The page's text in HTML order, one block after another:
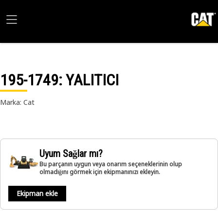
195-1749: YALITICI
Marka: Cat
Uyum Sağlar mı?
Bu parçanın uygun veya onarım seçeneklerinin olup
olmadığını görmek için ekipmanınızı ekleyin.
Ekipman ekle